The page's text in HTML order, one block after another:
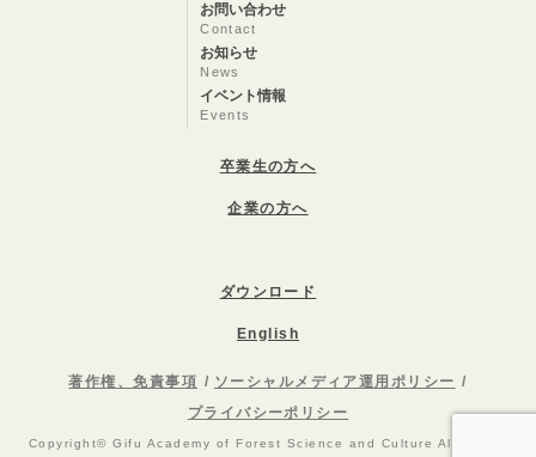
お問い合わせ
Contact
お知らせ
News
イベント情報
Events
卒業生の方へ
企業の方へ
ダウンロード
English
著作権、免責事項
ソーシャルメディア運用ポリシー
プライバシーポリシー
Copyright© Gifu Academy of Forest Science and Culture All Rights